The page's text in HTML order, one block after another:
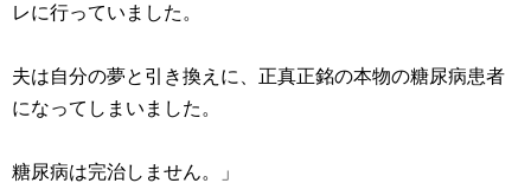
レに行っていました。
夫は自分の夢と引き換えに、正真正銘の本物の糖尿病患者
になってしまいました。
糖尿病は完治しません。」